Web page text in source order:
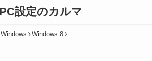
PC設定のカルマ
Windows Windows 8